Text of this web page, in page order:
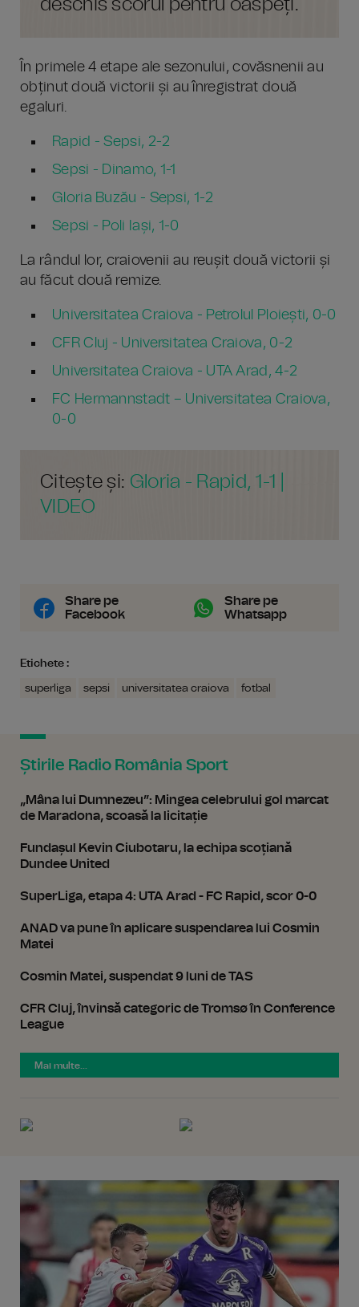
deschis scorul pentru oaspeți.
În primele 4 etape ale sezonului, covăsnenii au
obținut două victorii și au înregistrat două
egaluri.
Rapid - Sepsi, 2-2
Sepsi - Dinamo, 1-1
Gloria Buzău - Sepsi, 1-2
Sepsi - Poli Iași, 1-0
La rândul lor, craiovenii au reușit două victorii și
au făcut două remize.
Universitatea Craiova - Petrolul Ploiești, 0-0
CFR Cluj - Universitatea Craiova, 0-2
Universitatea Craiova - UTA Arad, 4-2
FC Hermannstadt – Universitatea Craiova,
0-0
Citește și: Gloria - Rapid, 1-1 |
VIDEO
Share pe
Facebook
Share pe
Whatsapp
Etichete :
superliga sepsi universitatea craiova fotbal
Știrile Radio România Sport
„Mâna lui Dumnezeu”: Mingea celebrului gol marcat
de Maradona, scoasă la licitație
Fundașul Kevin Ciubotaru, la echipa scoțiană
Dundee United
SuperLiga, etapa 4: UTA Arad - FC Rapid, scor 0-0
ANAD va pune în aplicare suspendarea lui Cosmin
Matei
Cosmin Matei, suspendat 9 luni de TAS
CFR Cluj, învinsă categoric de Tromsø în Conference
League
Mai multe...